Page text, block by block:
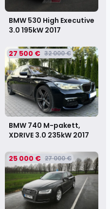
BMW 530 High Executive
3.0 195kW 2017
27 500 € 32 000 €
BMW 740 M-pakett,
XDRIVE 3.0 235kW 2017
25 000 € 27 000 €